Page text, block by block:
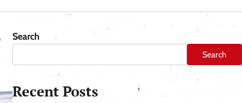
Search
Search
Recent Posts